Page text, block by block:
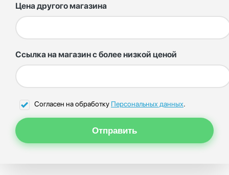
Цена другого магазина
Ссылка на магазин с более низкой ценой
Согласен на обработку Персональных данных.
Отправить